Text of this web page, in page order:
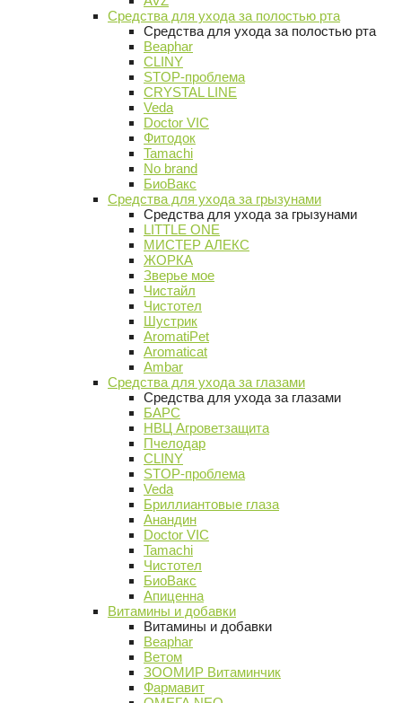
Средства для ухода за полостью рта
Средства для ухода за полостью рта
Beaphar
CLINY
STOP-проблема
CRYSTAL LINE
Veda
Doctor VIC
Фитодок
Tamachi
No brand
БиоВакс
Средства для ухода за грызунами
Средства для ухода за грызунами
LITTLE ONE
МИСТЕР АЛЕКС
ЖОРКА
Зверье мое
Чистайл
Чистотел
Шустрик
AromatiPet
Aromaticat
Ambar
Средства для ухода за глазами
Средства для ухода за глазами
БАРС
НВЦ Агроветзащита
Пчелодар
CLINY
STOP-проблема
Veda
Бриллиантовые глаза
Анандин
Doctor VIC
Tamachi
Чистотел
БиоВакс
Апиценна
Витамины и добавки
Витамины и добавки
Beaphar
Ветом
ЗООМИР Витаминчик
Фармавит